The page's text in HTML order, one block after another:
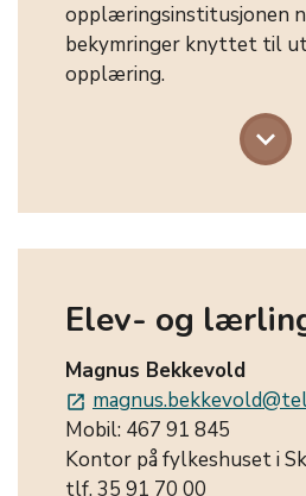
opplæringsinstitusjonen
bekymringer knyttet til
opplæring.
keyboard_arrow_down
Elev- og
Magnus Bekkevold
launch
Mobil: 467 91 845
Kontor på fylkeshuset i
tlf. 35 91 70 00